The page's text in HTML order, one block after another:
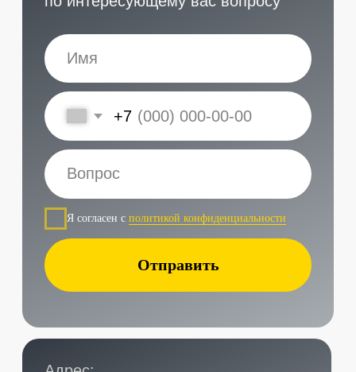
Наши контакты
Услуги в нашем сервисе
START